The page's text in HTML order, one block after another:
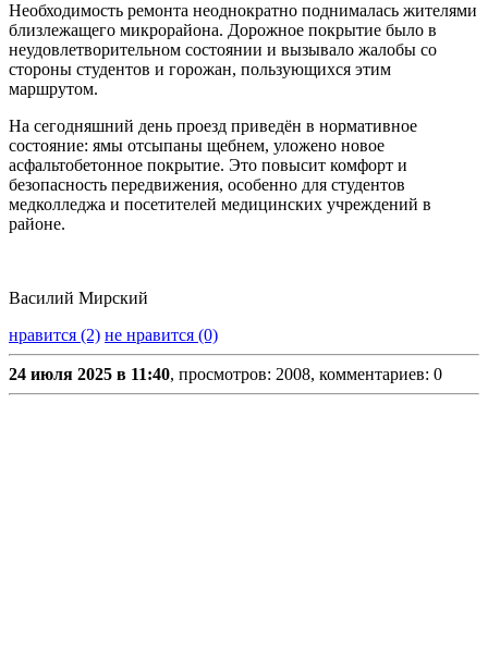
Необходимость ремонта неоднократно поднималась жителями
близлежащего микрорайона. Дорожное покрытие было в
неудовлетворительном состоянии и вызывало жалобы со
стороны студентов и горожан, пользующихся этим
маршрутом.
На сегодняшний день проезд приведён в нормативное
состояние: ямы отсыпаны щебнем, уложено новое
асфальтобетонное покрытие. Это повысит комфорт и
безопасность передвижения, особенно для студентов
медколледжа и посетителей медицинских учреждений в
районе.
Василий Мирский
нравится (2) не нравится (0)
24 июля 2025 в 11:40, просмотров: 2008, комментариев: 0